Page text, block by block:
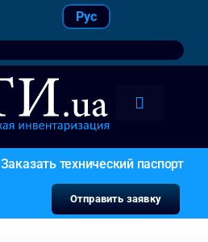
Рус
Toggle
услуги
Заказать технический паспорт
Отправить заявку